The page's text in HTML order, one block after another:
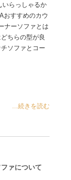
いらっしゃるか
おすすめのカウ
ナーソファとは
ちらの型が良
ソファとコー
...続きを読む
ァについて